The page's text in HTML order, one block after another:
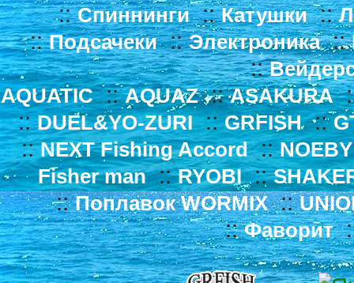
::Спиннинги::Катушки::
::Подсачеки::Электроника::
::
AQUATIC::AQUAZ::ASAKURA
::DUEL&YO-ZURI ::GRFISH::
::NEXT Fishing Accord::NOEBY
Fisher man::RYOBI ::
::Поплавок WORMIX::
::Фаворит